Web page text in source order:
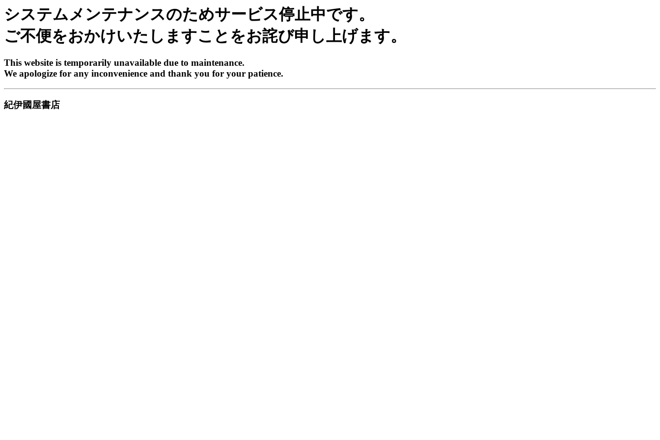
システムメンテナンスのためサービス停止中です。
ご不便をおかけいたしますことをお詫び申し上げます。
This website is temporarily unavailable due to maintenance.
We apologize for any inconvenience and thank you for your patience.
紀伊國屋書店